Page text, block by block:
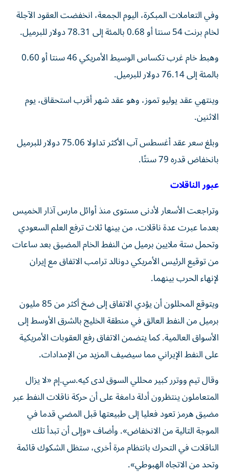
وفي التعاملات المبكرة، اليوم الجمعة، انخفضت العقود الآجلة
لخام برنت ‌54 سنتا أو ‌0.68 بالمئة إلى 78.31 دولار للبرميل.
وهبط خام غرب تكساس الوسيط الأمريكي 46 سنتا أو 0.60
‌بالمئة إلى 76.14 دولار للبرميل.
وينتهي عقد يوليو تموز، وهو ⁠عقد شهر أقرب استحقاق، يوم
الاثنين.
وبلغ سعر عقد أغسطس آب الأكثر تداولا 75.06 دولار للبرميل
بانخفاض قدره 79 سنتًا.
عبور الناقلات
وتراجعت الأسعار لأدنى مستوى منذ أوائل مارس آذار الخميس
بعدما عبرت عدة ناقلات، من بينها ثلاث ترفع العلم ​السعودي
وتحمل ستة ملايين برميل من النفط الخام المضيق ‌بعد ساعات
من توقيع الرئيس الأمريكي دونالد ترامب الاتفاق مع إيران
لإنهاء الحرب بينهما.
ويتوقع المحللون أن يؤدي الاتفاق إلى ⁠ضخ أكثر من 85 مليون
برميل من النفط العالق في منطقة الخليج بالشرق الأوسط إلى
الأسواق العالمية. كما يتضمن الاتفاق رفع ​العقوبات الأمريكية
‌على النفط الإيراني مما سيضيف المزيد من الإمدادات.
وقال تيم ‌ووترر كبير محللي السوق لدى كيه.سي.إم «لا يزال
المتعاملون ينتظرون أدلة دامغة على أن حركة ناقلات النفط عبر
مضيق هرمز تعود فعليا ‌إلى طبيعتها قبل ‌المضي قدما في
الموجة ⁠التالية من الانخفاض». وأضاف «وإلى أن تبدأ تلك
الناقلات في ‌التحرك بانتظام مرة أخرى، ستظل الشكوك قائمة
وتحد من الاتجاه الهبوطي».